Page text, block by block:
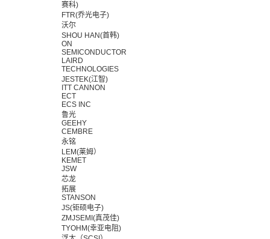
赛科)
FTR(乔光电子)
沃尔
SHOU HAN(首韩)
ON
SEMICONDUCTOR
LAIRD
TECHNOLOGIES
JESTEK(江智)
ITT CANNON
ECT
ECS INC
鲁光
GEEHY
CEMBRE
永铭
LEM(莱姆）
KEMET
JSW
芯龙
拓展
STANSON
JS(钜硕电子)
ZMJSEMI(真茂佳)
TYOHM(幸亚电阻)